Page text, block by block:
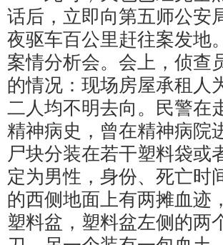
话后，立即向第五师公安
夜驱车百公里赶往案发地
案情分析会。会上，侦查
的情况：现场房屋承租人
二人均不明去向。民警在
精神病史，曾在精神病院
尸块分装在若干塑料袋或
定为男性，身份、死亡时
的西侧地面上有两摊血迹
塑料盆，塑料盆左侧的两